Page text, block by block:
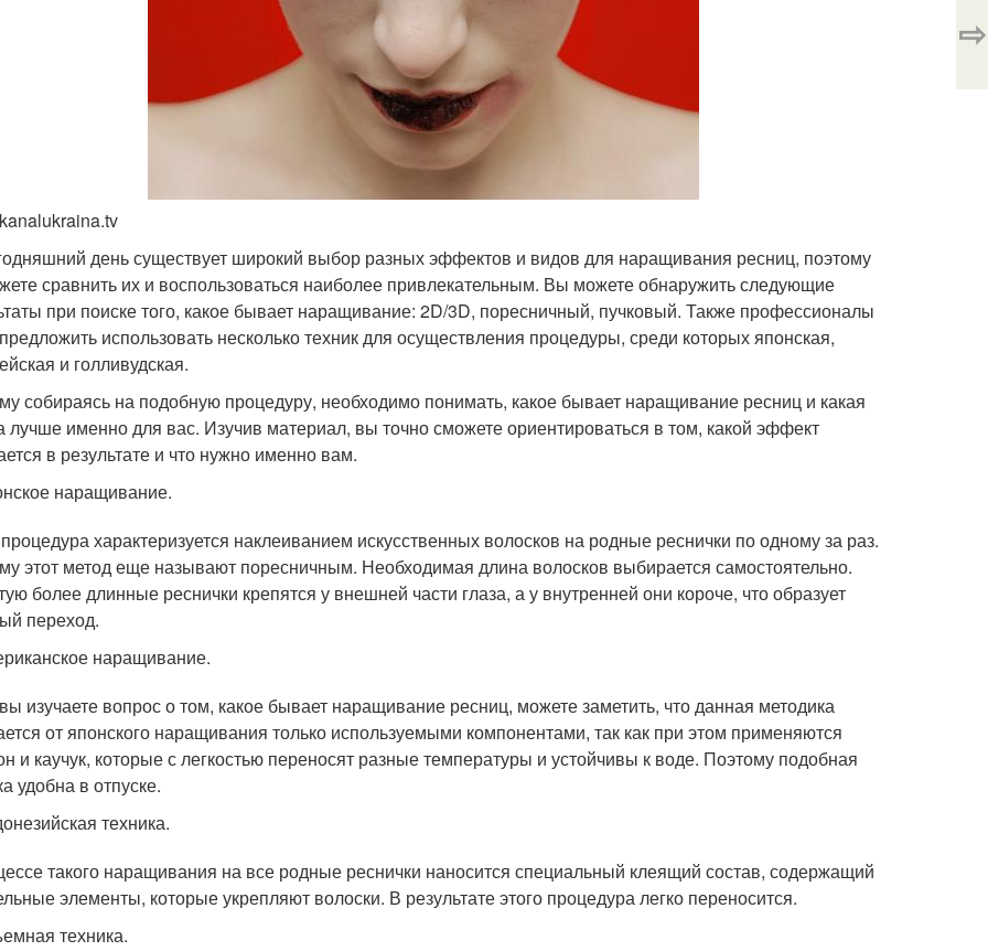
день существует широкий выбор разных эффектов и видов для наращивания ресниц, поэтому
сравнить их и воспользоваться наиболее привлекательным. Вы можете обнаружить следующие
при поиске того, какое бывает наращивание: 2D/3D, поресничный, пучковый. Также профессионалы
использовать несколько техник для осуществления процедуры, среди которых японская,
и голливудская.
собираясь на подобную процедуру, необходимо понимать, какое бывает наращивание ресниц и какая
именно для вас. Изучив материал, вы точно сможете ориентироваться в том, какой эффект
в результате и что нужно именно вам.
наращивание.
характеризуется наклеиванием искусственных волосков на родные реснички по одному за раз.
этот метод еще называют поресничным. Необходимая длина волосков выбирается самостоятельно.
более длинные реснички крепятся у внешней части глаза, а у внутренней они короче, что образует
переход.
наращивание.
изучаете вопрос о том, какое бывает наращивание ресниц, можете заметить, что данная методика
от японского наращивания только используемыми компонентами, так как при этом применяются
и каучук, которые с легкостью переносят разные температуры и устойчивы к воде. Поэтому подобная
удобна в отпуске.
техника.
такого наращивания на все родные реснички наносится специальный клеящий состав, содержащий
элементы, которые укрепляют волоски. В результате этого процедура легко переносится.
техника.
⇨